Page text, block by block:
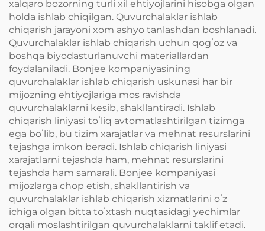
xalqaro bozorning turli xil ehtiyojlarini hisobga olgan
holda ishlab chiqilgan. Quvurchalaklar ishlab
chiqarish jarayoni xom ashyo tanlashdan boshlanadi.
Quvurchalaklar ishlab chiqarish uchun qogʻoz va
boshqa biyodasturlanuvchi materiallardan
foydalaniladi. Bonjee kompaniyasining
quvurchalaklar ishlab chiqarish uskunasi har bir
mijozning ehtiyojlariga mos ravishda
quvurchalaklarni kesib, shakllantiradi. Ishlab
chiqarish liniyasi toʻliq avtomatlashtirilgan tizimga
ega boʻlib, bu tizim xarajatlar va mehnat resurslarini
tejashga imkon beradi. Ishlab chiqarish liniyasi
xarajatlarni tejashda ham, mehnat resurslarini
tejashda ham samarali. Bonjee kompaniyasi
mijozlarga chop etish, shakllantirish va
quvurchalaklar ishlab chiqarish xizmatlarini oʻz
ichiga olgan bitta toʻxtash nuqtasidagi yechimlar
orqali moslashtirilgan quvurchalaklarni taklif etadi.